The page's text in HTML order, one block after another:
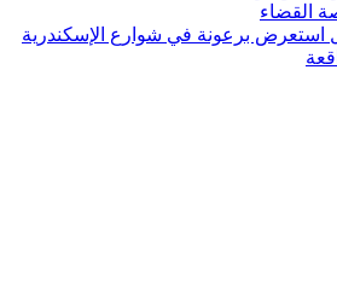
القضاء
استعرض برعونة في شوارع الإسكندرية